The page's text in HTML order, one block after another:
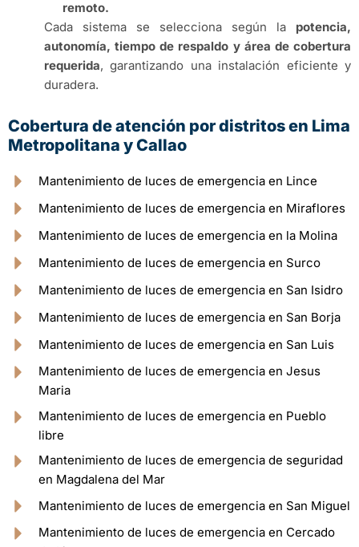
remoto.
Cada sistema se selecciona según la potencia,
autonomía, tiempo de respaldo y área de cobertura
requerida, garantizando una instalación eficiente y
duradera.
Cobertura de atención por distritos en Lima
Metropolitana y Callao
Mantenimiento de luces de emergencia en Lince
Mantenimiento de luces de emergencia en Miraflores
Mantenimiento de luces de emergencia en la Molina
Mantenimiento de luces de emergencia en Surco
Mantenimiento de luces de emergencia en San Isidro
Mantenimiento de luces de emergencia en San Borja
Mantenimiento de luces de emergencia en San Luis
Mantenimiento de luces de emergencia en Jesus
Maria
Mantenimiento de luces de emergencia en Pueblo
libre
Mantenimiento de luces de emergencia de seguridad
en Magdalena del Mar
Mantenimiento de luces de emergencia en San Miguel
Mantenimiento de luces de emergencia en Cercado